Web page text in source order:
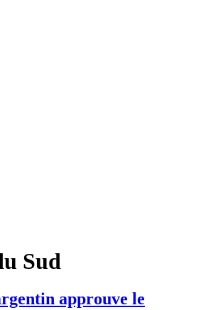
Sud
approuve le